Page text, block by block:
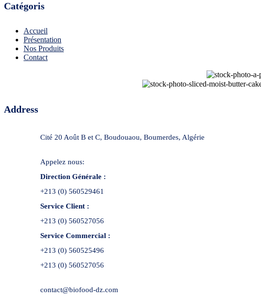
Catégoris
Accueil
Présentation
Nos Produits
Contact
Address
Cité 20 Août B et C, Boudouaou, Boumerdes, Algérie
Appelez nous:
Direction Générale :
+213 (0) 560529461
Service Client :
+213 (0) 560527056
Service Commercial :
+213 (0) 560525496
+213 (0) 560527056
contact@biofood-dz.com